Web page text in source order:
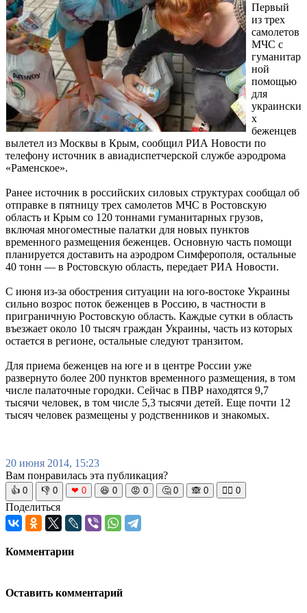
Первый
из трех
самолетов
МЧС с
гуманитар
ной
помощью
для
украински
х
беженцев
вылетел из Москвы в Крым, сообщил РИА Новости по
телефону источник в авиадиспетчерской службе аэродрома
«Раменское».
Ранее источник в российских силовых структурах сообщал об
отправке в пятницу трех самолетов МЧС в Ростовскую
область и Крым со 120 тоннами гуманитарных грузов,
включая многоместные палатки для новых пунктов
временного размещения беженцев. Основную часть помощи
планируется доставить на аэродром Симферополя, остальные
40 тонн — в Ростовскую область, передает РИА Новости.
С июня из-за обострения ситуации на юго-востоке Украины
сильно возрос поток беженцев в Россию, в частности в
приграничную Ростовскую область. Каждые сутки в область
въезжает около 10 тысяч граждан Украины, часть из которых
остается в регионе, остальные следуют транзитом.
Для приема беженцев на юге и в центре России уже
развернуто более 200 пунктов временного размещения, в том
числе палаточные городки. Сейчас в ПВР находятся 9,7
тысячи человек, в том числе 5,3 тысячи детей. Еще почти 12
тысяч человек размещены у родственников и знакомых.
20 июня 2014, 15:23
Вам понравилась эта публикация?
👍 0 👎 0 ❤ 0 😆 0 😡 0 🤔 0 🙈 0 🧘‍♀️ 0
Поделиться
Комментарии
Оставить комментарий